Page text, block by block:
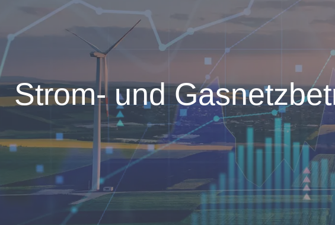
Strom- und